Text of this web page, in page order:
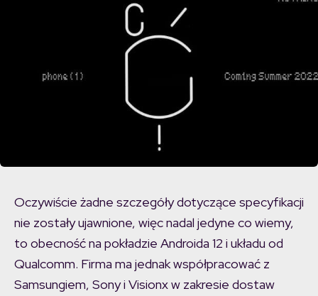
Oczywiście żadne szczegóły dotyczące specyfikacji
nie zostały ujawnione, więc nadal jedyne co wiemy,
to obecność na pokładzie Androida 12 i układu od
Qualcomm. Firma ma jednak współpracować z
Samsungiem, Sony i Visionx w zakresie dostaw